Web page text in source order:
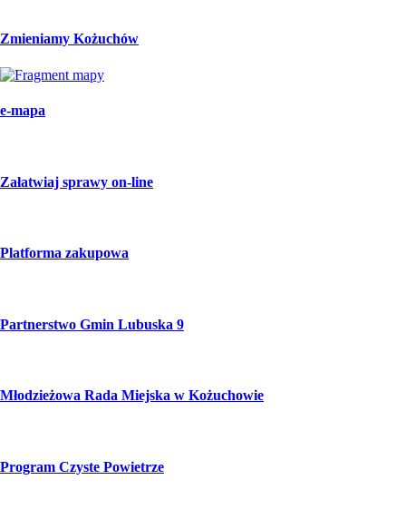
Zmieniamy Kożuchów
e-mapa
Załatwiaj sprawy on-line
Platforma zakupowa
Partnerstwo Gmin Lubuska 9
Młodzieżowa Rada Miejska w Kożuchowie
Program Czyste Powietrze